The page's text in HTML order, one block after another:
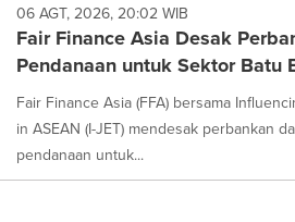
06 AGT, 2026, 20:02 WIB
Fair Finance Asia Desak
Pendanaan untuk Sektor Batu
Fair Finance Asia (FFA) bersama
in ASEAN (I-JET) mendesak perbankan
pendanaan untuk...